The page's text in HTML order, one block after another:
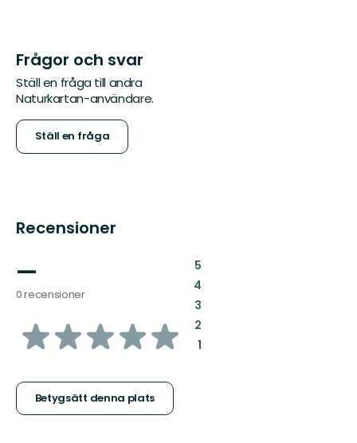
Frågor och svar
Ställ en fråga till andra
Naturkartan-användare.
Ställ en fråga
Recensioner
—
0 recensioner
av
stjärnor
Betygsätt denna plats
5:
4:
3:
2:
1: